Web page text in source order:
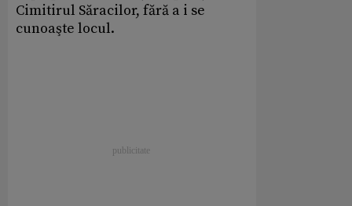
Cimitirul Săracilor, fără a i se
cunoaşte locul.